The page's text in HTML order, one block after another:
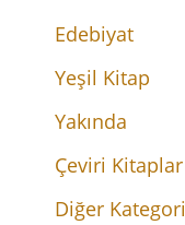
Edebiyat
Yeşil Kitap
Yakında
Çeviri Kitaplar
Diğer